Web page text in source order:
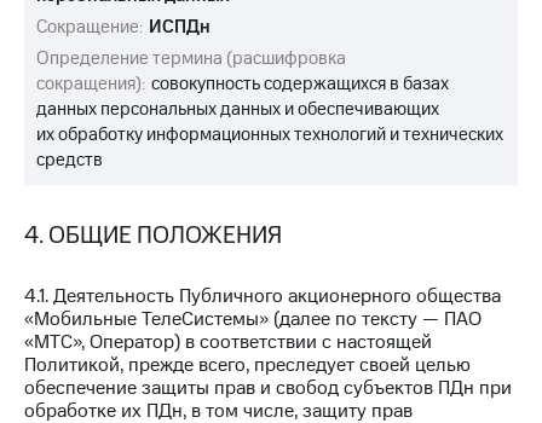
Сокращение: ИСПДн
Определение термина (расшифровка
сокращения): совокупность содержащихся в базах
данных персональных данных и обеспечивающих
их обработку информационных технологий и технических
средств
4. ОБЩИЕ ПОЛОЖЕНИЯ
4.1. Деятельность Публичного акционерного общества
«Мобильные ТелеСистемы» (далее по тексту — ПАО
«МТС», Оператор) в соответствии с настоящей
Политикой, прежде всего, преследует своей целью
обеспечение защиты прав и свобод субъектов ПДн при
обработке их ПДн, в том числе, защиту прав